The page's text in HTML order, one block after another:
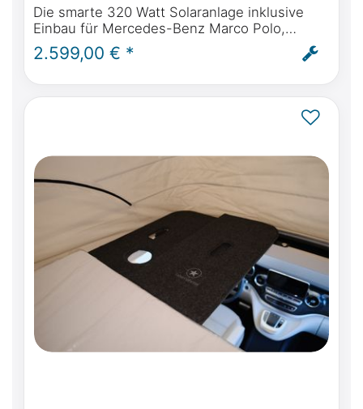
Die smarte 320 Watt Solaranlage inklusive
Einbau für Mercedes-Benz Marco Polo,
Horizon, Activity W447 & Viano Marco Polo
W639 ab BJ 2004
2.599,00 € *